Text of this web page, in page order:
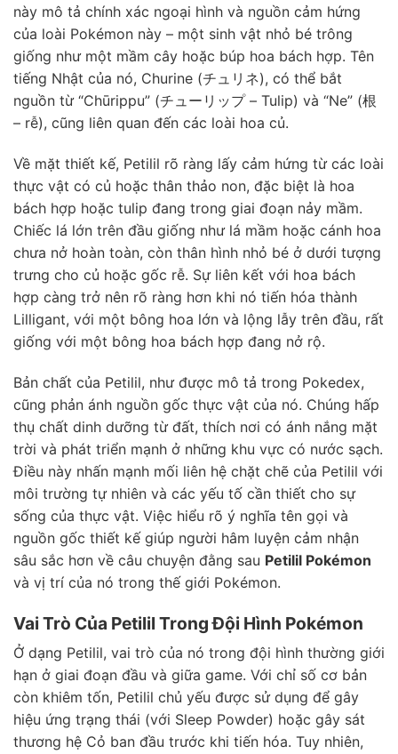
này mô tả chính xác ngoại hình và nguồn cảm hứng
của loài Pokémon này – một sinh vật nhỏ bé trông
giống như một mầm cây hoặc búp hoa bách hợp. Tên
tiếng Nhật của nó, Churine (チュリネ), có thể bắt
nguồn từ “Chūrippu” (チューリップ – Tulip) và “Ne” (根
– rễ), cũng liên quan đến các loài hoa củ.
Về mặt thiết kế, Petilil rõ ràng lấy cảm hứng từ các loài
thực vật có củ hoặc thân thảo non, đặc biệt là hoa
bách hợp hoặc tulip đang trong giai đoạn nảy mầm.
Chiếc lá lớn trên đầu giống như lá mầm hoặc cánh hoa
chưa nở hoàn toàn, còn thân hình nhỏ bé ở dưới tượng
trưng cho củ hoặc gốc rễ. Sự liên kết với hoa bách
hợp càng trở nên rõ ràng hơn khi nó tiến hóa thành
Lilligant, với một bông hoa lớn và lộng lẫy trên đầu, rất
giống với một bông hoa bách hợp đang nở rộ.
Bản chất của Petilil, như được mô tả trong Pokedex,
cũng phản ánh nguồn gốc thực vật của nó. Chúng hấp
thụ chất dinh dưỡng từ đất, thích nơi có ánh nắng mặt
trời và phát triển mạnh ở những khu vực có nước sạch.
Điều này nhấn mạnh mối liên hệ chặt chẽ của Petilil với
môi trường tự nhiên và các yếu tố cần thiết cho sự
sống của thực vật. Việc hiểu rõ ý nghĩa tên gọi và
nguồn gốc thiết kế giúp người hâm luyện cảm nhận
sâu sắc hơn về câu chuyện đằng sau Petilil Pokémon
và vị trí của nó trong thế giới Pokémon.
Vai Trò Của Petilil Trong Đội Hình Pokémon
Ở dạng Petilil, vai trò của nó trong đội hình thường giới
hạn ở giai đoạn đầu và giữa game. Với chỉ số cơ bản
còn khiêm tốn, Petilil chủ yếu được sử dụng để gây
hiệu ứng trạng thái (với Sleep Powder) hoặc gây sát
thương hệ Cỏ ban đầu trước khi tiến hóa. Tuy nhiên,